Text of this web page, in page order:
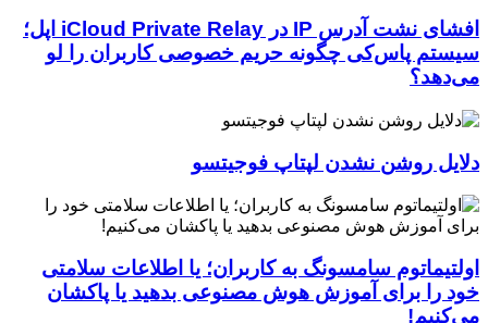
افشای نشت آدرس IP در iCloud Private Relay اپل؛
سیستم پاس‌کی چگونه حریم خصوصی کاربران را لو
می‌دهد؟
دلایل روشن نشدن لپتاپ فوجیتسو
اولتیماتوم سامسونگ به کاربران؛ یا اطلاعات سلامتی
خود را برای آموزش هوش مصنوعی بدهید یا پاکشان
می‌کنیم!